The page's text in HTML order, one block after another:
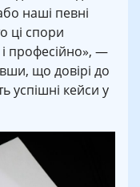
наші певні
ці спори
професійно», —
що довірі до
успішні кейси у